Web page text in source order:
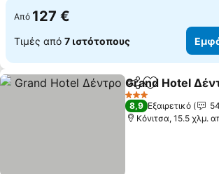
Από 127 €
Τιμές από 7 ιστότοπους
Κοινοποίηση
Προσθήκη
Grand Hotel
3 Αστέρια
8,9 Εξαιρετικό
Κόνιτσα, 15.5 χλμ.